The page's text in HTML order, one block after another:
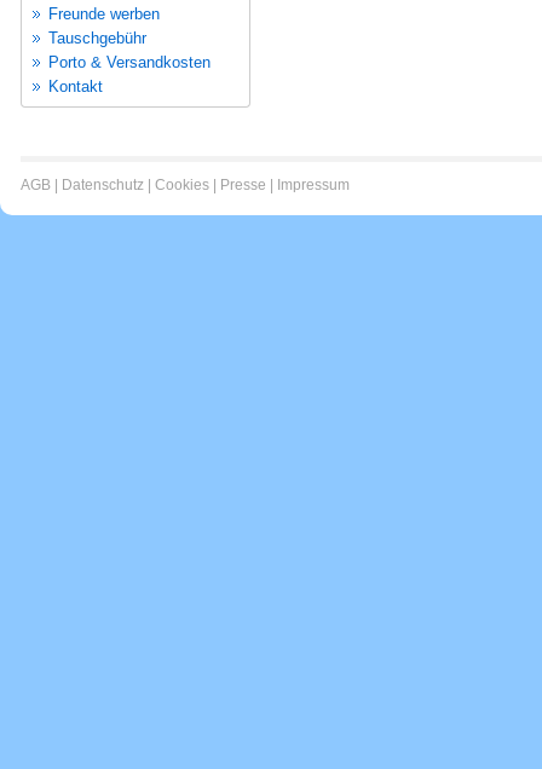
Freunde werben
Tauschgebühr
Porto & Versandkosten
Kontakt
AGB Datenschutz Cookies Presse Impressum